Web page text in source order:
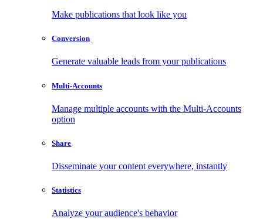
Make publications that look like you
Conversion
Generate valuable leads from your publications
Multi-Accounts
Manage multiple accounts with the Multi-Accounts
option
Share
Disseminate your content everywhere, instantly
Statistics
Analyze your audience's behavior